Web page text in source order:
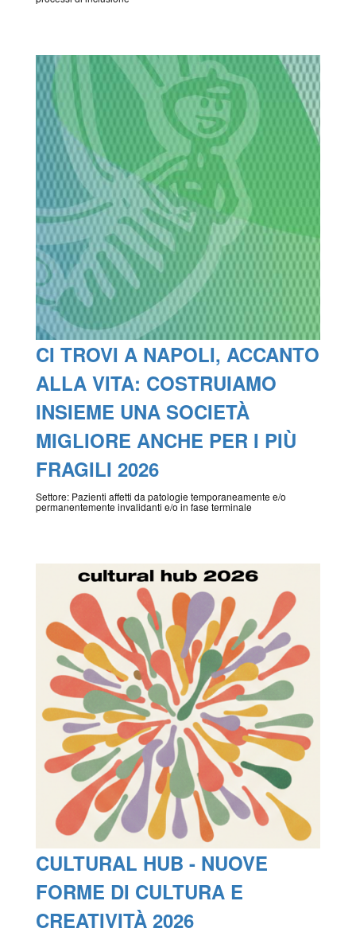
CI TROVI A NAPOLI, ACCANTO
ALLA VITA: COSTRUIAMO
INSIEME UNA SOCIETÀ
MIGLIORE ANCHE PER I PIÙ
FRAGILI 2026
Settore: Pazienti affetti da patologie temporaneamente e/o
permanentemente invalidanti e/o in fase terminale
CULTURAL HUB - NUOVE
FORME DI CULTURA E
CREATIVITÀ 2026